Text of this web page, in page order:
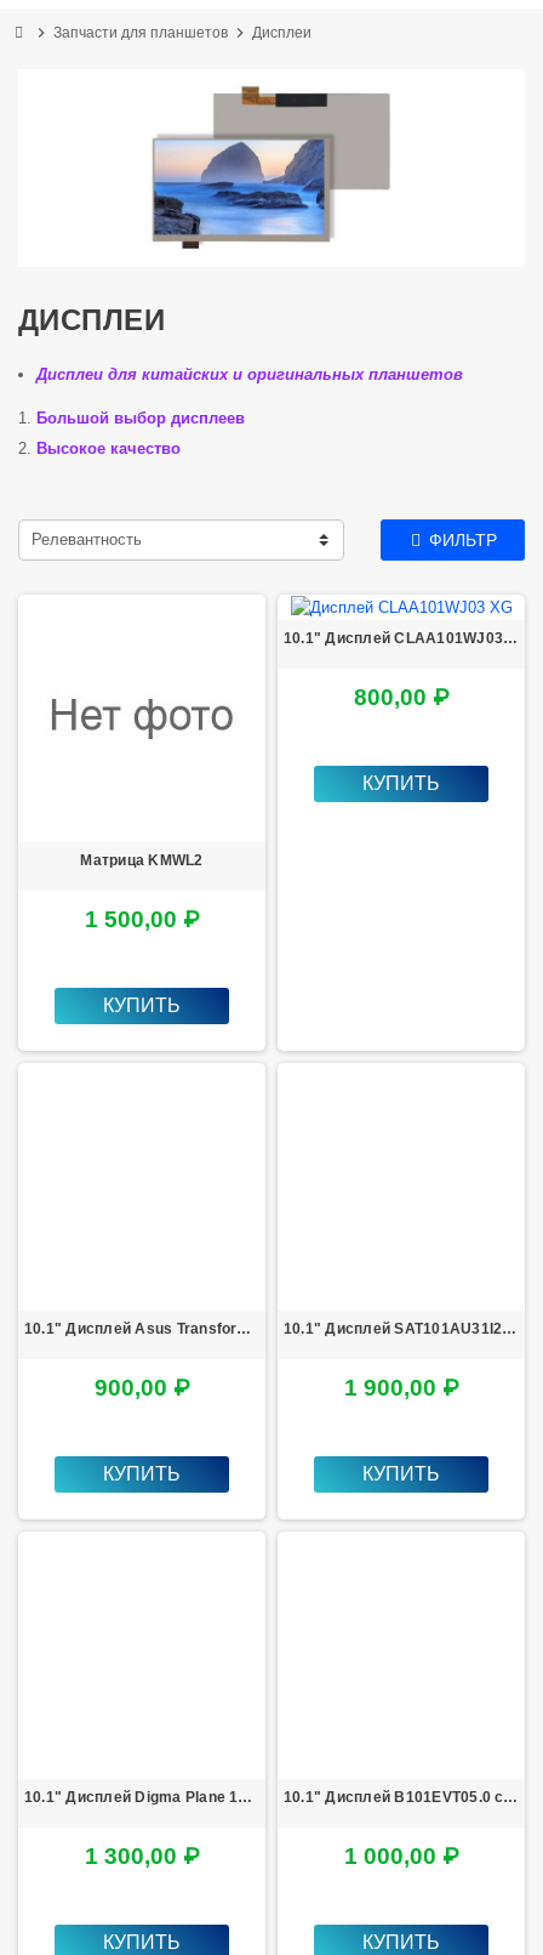
chevron_right Запчасти для планшетов chevron_right Дисплеи
ДИСПЛЕИ
Дисплеи для китайских и оригинальных планшетов
Большой выбор дисплеев
Высокое качество
Релевантность ФИЛЬТР
Матрица KMWL2
1 500,00 ₽
КУПИТЬ
10.1" Дисплей CLAA101WJ03 XG
800,00 ₽
КУПИТЬ
10.1" Дисплей Asus Transformer Pad TF103CG (K018)
900,00 ₽
КУПИТЬ
10.1" Дисплей SAT101AU31I28R1-25228M020IN
1 900,00 ₽
КУПИТЬ
10.1" Дисплей Digma Plane 1550S 3G PS1163MG
1 300,00 ₽
КУПИТЬ
10.1" Дисплей B101EVT05.0 с разборки
1 000,00 ₽
КУПИТЬ